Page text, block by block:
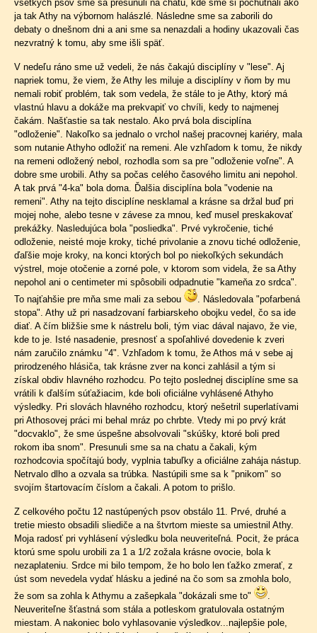
všetkých psov sme sa presunuli na chatu, kde sme si pochutnali ako
ja tak Athy na výbornom halászlé. Následne sme sa zaborili do
debaty o dnešnom dni a ani sme sa nenazdali a hodiny ukazovali čas
nezvratný k tomu, aby sme išli späť.
V nedeľu ráno sme už vedeli, že nás čakajú disciplíny v "lese". Aj
napriek tomu, že viem, že Athy les miluje a disciplíny v ňom by mu
nemali robiť problém, tak som vedela, že stále to je Athy, ktorý má
vlastnú hlavu a dokáže ma prekvapiť vo chvíli, kedy to najmenej
čakám. Našťastie sa tak nestalo. Ako prvá bola disciplína
"odloženie". Nakoľko sa jednalo o vrchol našej pracovnej kariéry, mala
som nutanie Athyho odložiť na remeni. Ale vzhľadom k tomu, že nikdy
na remeni odložený nebol, rozhodla som sa pre "odloženie voľne". A
dobre sme urobili. Athy sa počas celého časového limitu ani nepohol.
A tak prvá "4-ka" bola doma. Ďalšia disciplína bola "vodenie na
remeni". Athy na tejto disciplíne nesklamal a krásne sa držal buď pri
mojej nohe, alebo tesne v závese za mnou, keď musel preskakovať
prekážky. Nasledujúca bola "posliedka". Prvé vykročenie, tiché
odloženie, neisté moje kroky, tiché privolanie a znovu tiché odloženie,
ďaľšie moje kroky, na konci ktorých bol po niekoľkých sekundách
výstrel, moje otočenie a zorné pole, v ktorom som videla, že sa Athy
nepohol ani o centimeter mi spôsobili odpadnutie "kameňa zo srdca".
To najťahšie pre mňa sme mali za sebou
. Následovala "pofarbená
stopa". Athy už pri nasadzovaní farbiarskeho obojku vedel, čo sa ide
diať. A čím bližšie sme k nástrelu boli, tým viac dával najavo, že vie,
kde to je. Isté nasadenie, presnosť a spoľahlivé dovedenie k zveri
nám zaručilo známku "4". Vzhľadom k tomu, že Athos má v sebe aj
prirodzeného hlásiča, tak krásne zver na konci zahlásil a tým si
získal obdiv hlavného rozhodcu. Po tejto poslednej disciplíne sme sa
vrátili k ďalším súťažiacim, kde boli oficiálne vyhlásené Athyho
výsledky. Pri slovách hlavného rozhodcu, ktorý nešetril superlatívami
pri Athosovej práci mi behal mráz po chrbte. Vtedy mi po prvý krát
"docvaklo", že sme úspešne absolvovali "skúšky, ktoré boli pred
rokom iba snom". Presunuli sme sa na chatu a čakali, kým
rozhodcovia spočítajú body, vyplnia tabuľky a oficiálne zahája nástup.
Netrvalo dlho a ozvala sa trúbka. Nastúpili sme sa k "pnikom" so
svojím štartovacím číslom a čakali. A potom to prišlo.
Z celkového počtu 12 nastúpených psov obstálo 11. Prvé, druhé a
tretie miesto obsadili sliediče a na štvrtom mieste sa umiestnil Athy.
Moja radosť pri vyhlásení výsledku bola neuveriteľná. Pocit, že práca
ktorú sme spolu urobili za 1 a 1/2 zožala krásne ovocie, bola k
nezaplateniu. Srdce mi bilo tempom, že ho bolo len ťažko zmerať, z
úst som nevedela vydať hlásku a jediné na čo som sa zmohla bolo,
že som sa zohla k Athymu a zašepkala "dokázali sme to"
.
Neuveriteľne šťastná som stála a potleskom gratulovala ostatným
miestam. A nakoniec bolo vyhlasovanie výsledkov...najlepšie pole,